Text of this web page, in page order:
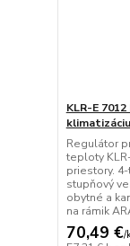
KLR-E
klimatizáciu
Regulátor
teploty
priestory.
stupňový
obytné a
na rámik
70,49 €/